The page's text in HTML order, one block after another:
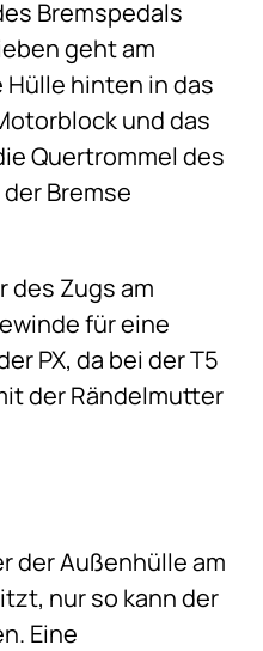
Bremspedals
geht am
hinten in das
und das
Quertrommel des
Bremse
des Zugs am
für eine
PX, da bei der T5
der Rändelmutter
der Außenhülle am
nur so kann der
Eine